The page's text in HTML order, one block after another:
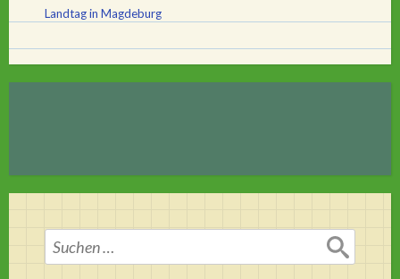
Landtag in Magdeburg
Suchen
nach: